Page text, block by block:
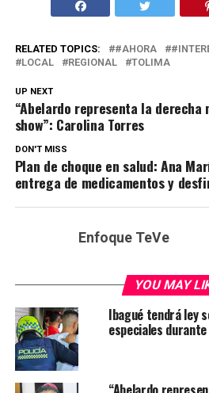
RELATED TOPICS: #AHORA
LOCAL
REGIONAL TOLIMA
UP NEXT
“Abelardo representa la derecha
show”: Carolina Torres
DON'T MISS
Plan de choque en salud: Ana
entrega de medicamentos y
Enfoque TeVe
YOU MAY
Ibagué tendrá ley
especiales